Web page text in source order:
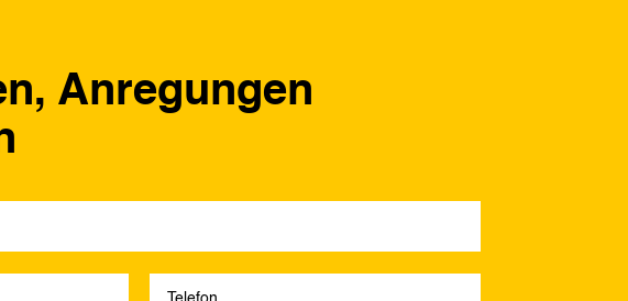
Anregungen